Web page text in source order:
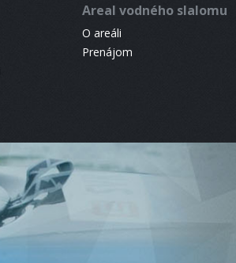
Areal vodného slalomu
O areáli
Prenájom